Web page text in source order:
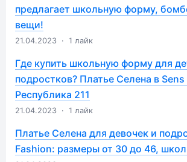
предлагает школьную форму,
вещи!
21.04.2023 · 1 лайк
Где купить школьную форму для
подростков? Платье Селена в
Республика 211
21.04.2023 · 1 лайк
Платье Селена для девочек и
Fashion: размеры от 30 до 46,